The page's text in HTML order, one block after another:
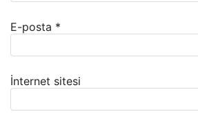
E-posta *
İnternet sitesi